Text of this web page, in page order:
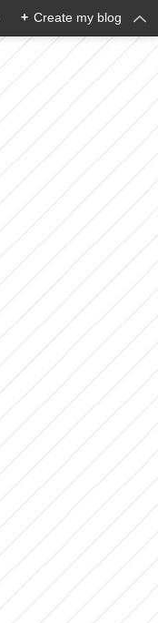
+ Create my blog